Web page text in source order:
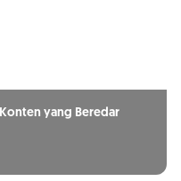
yang Beredar